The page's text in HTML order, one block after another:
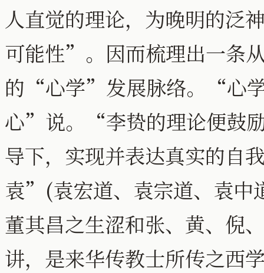
人直觉的理论，为晚明的泛
可能性”。因而梳理出一条
的“心学”发展脉络。“心
心”说。“李贽的理论便鼓
导下，实现并表达真实的
袁”(袁宏道、袁宗道、袁
董其昌之生涩和张、黄、倪
讲，是来华传教士所传之西